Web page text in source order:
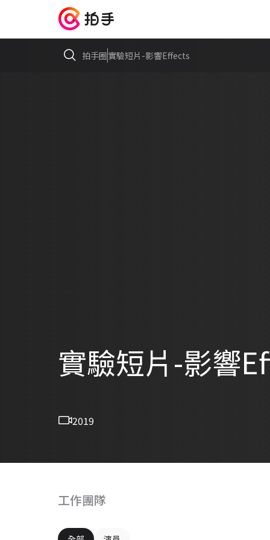
拍手圈實驗短片-影響Effects
實驗短片-影響
2019
工作團隊